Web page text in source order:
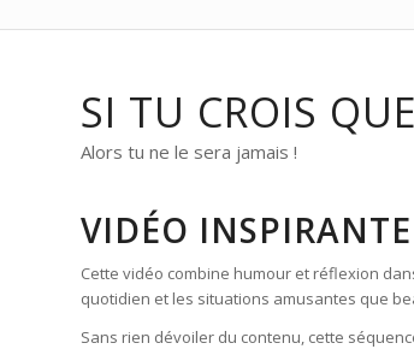
SI TU CROIS
Alors tu ne le sera jamais !
VIDÉO
Cette vidéo combine humour et réflexion
quotidien et les situations amusantes que
Sans rien dévoiler du contenu, cette